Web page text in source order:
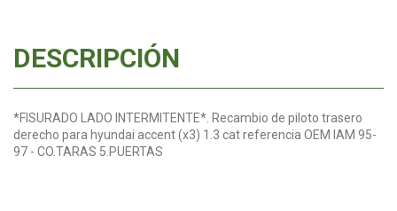
DESCRIPCIÓN
*FISURADO LADO INTERMITENTE*. Recambio de piloto trasero
derecho para hyundai accent (x3) 1.3 cat referencia OEM IAM 95-
97 - CO.TARAS 5.PUERTAS